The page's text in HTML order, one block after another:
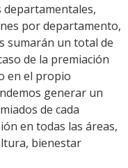
departamentales,
por departamento,
sumarán un total de
de la premiación
en el propio
generar un
de cada
en todas las áreas,
bienestar